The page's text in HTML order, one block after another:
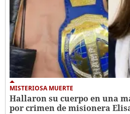
MISTERIOSA MUERTE
Hallaron su cuerpo en una
por crimen de misionera